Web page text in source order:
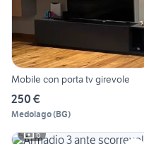
Mobile con porta tv girevole
250 €
Medolago(BG)
6